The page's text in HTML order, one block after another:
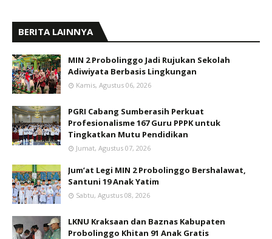
BERITA LAINNYA
MIN 2 Probolinggo Jadi Rujukan Sekolah
Adiwiyata Berbasis Lingkungan
Kamis, Agustus 06, 2026
PGRI Cabang Sumberasih Perkuat
Profesionalisme 167 Guru PPPK untuk
Tingkatkan Mutu Pendidikan
Jumat, Agustus 07, 2026
Jum’at Legi MIN 2 Probolinggo Bershalawat,
Santuni 19 Anak Yatim
Sabtu, Agustus 08, 2026
LKNU Kraksaan dan Baznas Kabupaten
Probolinggo Khitan 91 Anak Gratis